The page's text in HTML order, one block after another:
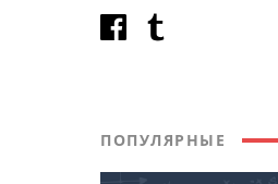
ПОПУЛЯРНЫЕ